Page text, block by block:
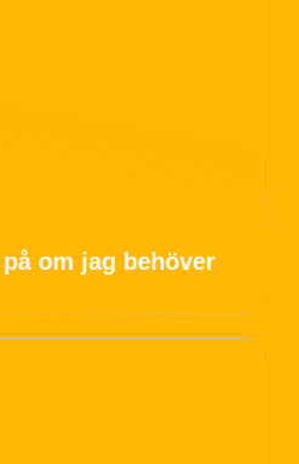
om jag behöver